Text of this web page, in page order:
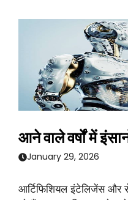
आने वाले वर्षों में
January 29, 2026
आर्टिफिशियल इंटेलिजेंस और